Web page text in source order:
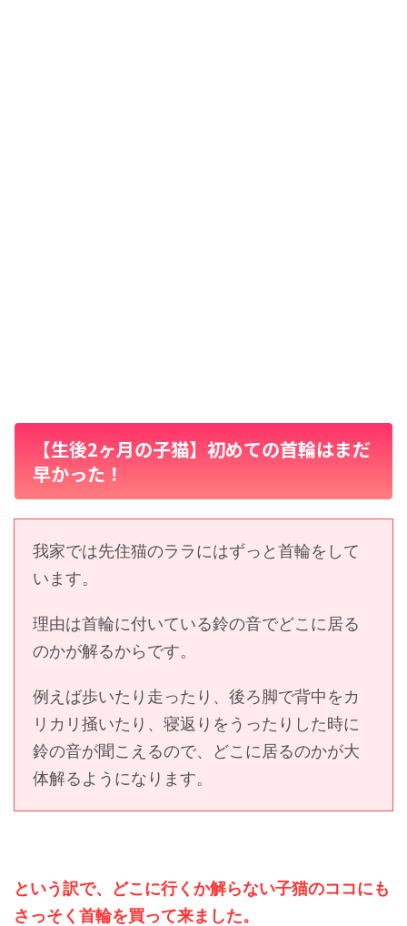
【生後2ヶ月の子猫】初めての首輪はまだ
早かった！
我家では先住猫のララにはずっと首輪をして
います。
理由は首輪に付いている鈴の音でどこに居る
のかが解るからです。
例えば歩いたり走ったり、後ろ脚で背中をカ
リカリ掻いたり、寝返りをうったりした時に
鈴の音が聞こえるので、どこに居るのかが大
体解るようになります。
という訳で、どこに行くか解らない子猫のココにも
さっそく首輪を買って来ました。